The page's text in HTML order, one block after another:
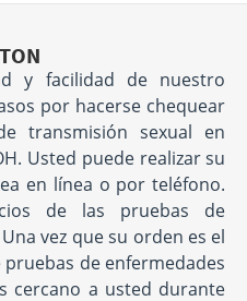
y facilidad de nuestro
por hacerse chequear
transmisión sexual en
Usted puede realizar su
en línea o por teléfono.
de las pruebas de
vez que su orden es el
de enfermedades
cercano a usted durante